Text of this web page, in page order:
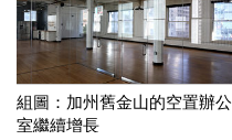
組圖：加州舊金山的空置辦公
室繼續增長